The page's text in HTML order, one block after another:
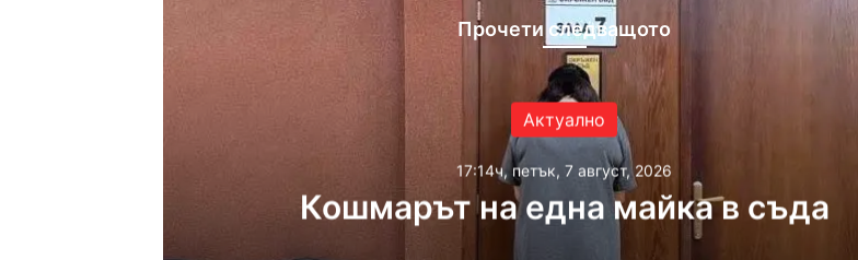
Прочети следващото
Актуално
17:14ч, петък, 7 август, 2026
Кошмарът на една майка в съда